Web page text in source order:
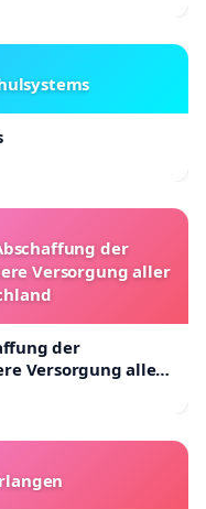
der
Versorgung aller
der
Versorgung aller